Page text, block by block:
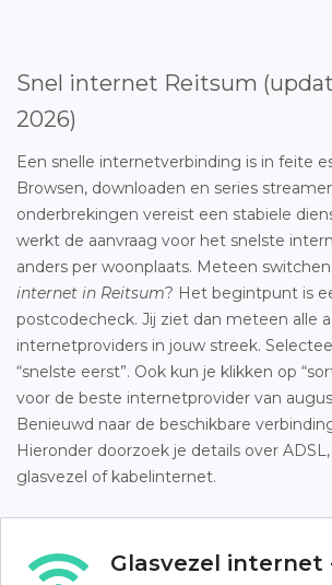
Snel internet Reitsum
2026)
Een snelle internetverbinding is in feite
Browsen, downloaden en series
onderbrekingen vereist een stabiele
werkt de aanvraag voor het snelste
anders per woonplaats. Meteen
internet in Reitsum? Het begintpunt is
postcodecheck. Jij ziet dan meteen alle
internetproviders in jouw streek.
“snelste eerst”. Ook kun je klikken op
voor de beste internetprovider van
Benieuwd naar de beschikbare
Hieronder doorzoek je details over
glasvezel of kabelinternet.
Glasvezel internet